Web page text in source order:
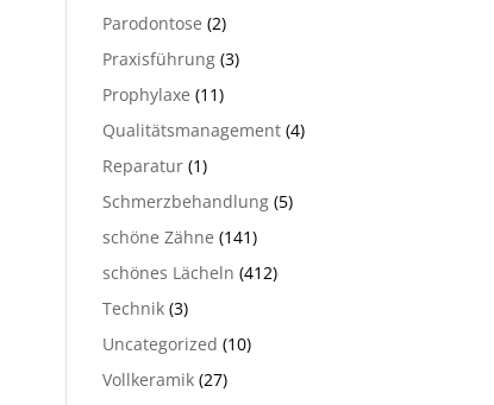
Parodontose (2)
Praxisführung (3)
Prophylaxe (11)
Qualitätsmanagement (4)
Reparatur (1)
Schmerzbehandlung (5)
schöne Zähne (141)
schönes Lächeln (412)
Technik (3)
Uncategorized (10)
Vollkeramik (27)